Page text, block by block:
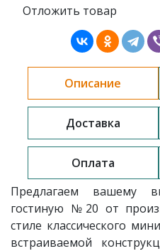
Отложить товар
Описание
Доставка
Оплата
Предлагаем вашему
гостиную №20 от
стиле классического
встраиваемой